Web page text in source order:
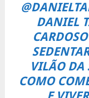
DANIEL
VILÃO DA
COMO